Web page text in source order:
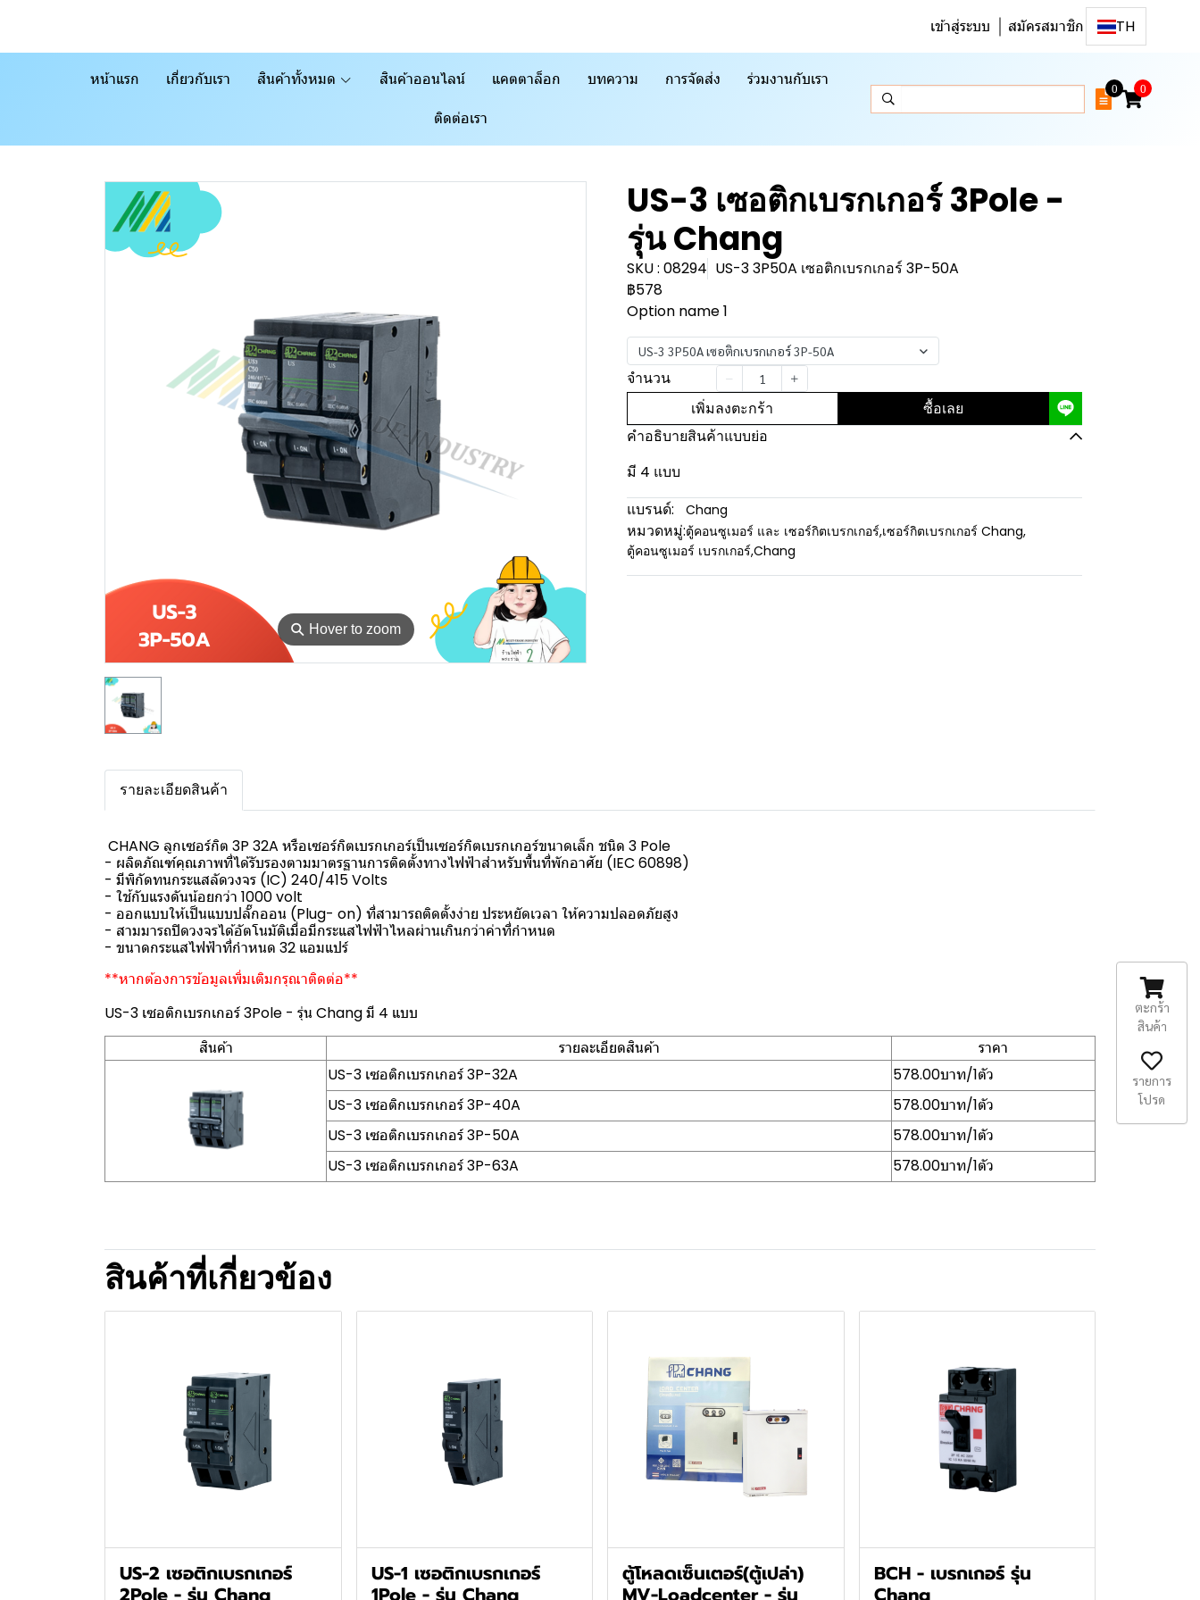
เข้าสู่ระบบ สมัครสมาชิก TH
หน้าแรก เกี่ยวกับเรา สินค้าทั้งหมด สินค้าออนไลน์ แคตตาล็อก บทความ การจัดส่ง ร่วมงานกับเรา
ติดต่อเรา
0 0
⚲ Hover to zoom
US-3 เซอติกเบรกเกอร์ 3Pole -
รุ่น Chang
SKU : 08294 US-3 3P50A เซอติกเบรกเกอร์ 3P-50A
฿578
Option name 1
US-3 3P50A เซอติกเบรกเกอร์ 3P-50A
จำนวน
เพิ่มลงตะกร้า ซื้อเลย
คำอธิบายสินค้าแบบย่อ
มี 4 แบบ
แบรนด์:
Chang
หมวดหมู่:ตู้คอนซูเมอร์ และ เซอร์กิตเบรกเกอร์,เซอร์กิตเบรกเกอร์ Chang,
ตู้คอนซูเมอร์ เบรกเกอร์,Chang
รายละเอียดสินค้า
CHANG ลูกเซอร์กิต 3P 32A หรือเซอร์กิตเบรกเกอร์เป็นเซอร์กิตเบรกเกอร์ขนาดเล็ก ชนิด 3 Pole
- ผลิตภัณฑ์คุณภาพที่ได้รับรองตามมาตรฐานการติดตั้งทางไฟฟ้าสำหรับพื้นที่พักอาศัย (IEC 60898)
- มีพิกัดทนกระแสลัดวงจร (IC) 240/415 Volts
- ใช้กับแรงดันน้อยกว่า 1000 volt
- ออกแบบให้เป็นแบบปลั๊กออน (Plug- on) ที่สามารถติดตั้งง่าย ประหยัดเวลา ให้ความปลอดภัยสูง
- สามมารถปิดวงจรได้อัตโนมัติเมื่อมีกระแสไฟฟ้าไหลผ่านเกินกว่าค่าที่กำหนด
- ขนาดกระแสไฟฟ้าที่กำหนด 32 แอมแปร์
**หากต้องการข้อมูลเพิ่มเติมกรุณาติดต่อ**
US-3 เซอติกเบรกเกอร์ 3Pole - รุ่น Chang มี 4 แบบ
สินค้า
รายละเอียดสินค้า
ราคา
US-3 เซอติกเบรกเกอร์ 3P-32A
578.00บาท/1ตัว
US-3 เซอติกเบรกเกอร์ 3P-40A
578.00บาท/1ตัว
US-3 เซอติกเบรกเกอร์ 3P-50A
578.00บาท/1ตัว
US-3 เซอติกเบรกเกอร์ 3P-63A
578.00บาท/1ตัว
สินค้าที่เกี่ยวข้อง
US-2 เซอติกเบรกเกอร์
2Pole - รุ่น Chang
US-1 เซอติกเบรกเกอร์
1Pole - รุ่น Chang
ตู้โหลดเซ็นเตอร์(ตู้เปล่า)
MV-Loadcenter - รุ่น
BCH - เบรกเกอร์ รุ่น
Chang
ตะกร้า
สินค้า
รายการ
โปรด